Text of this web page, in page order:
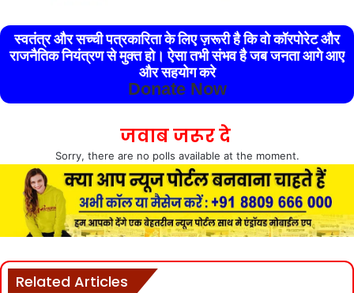
स्वतंत्र और सच्ची पत्रकारिता के लिए ज़रूरी है कि वो कॉरपोरेट और
राजनैतिक नियंत्रण से मुक्त हो। ऐसा तभी संभव है जब जनता आगे आए
और सहयोग करे
Donate Now
जवाब जरूर दे
Sorry, there are no polls available at the moment.
Related Articles